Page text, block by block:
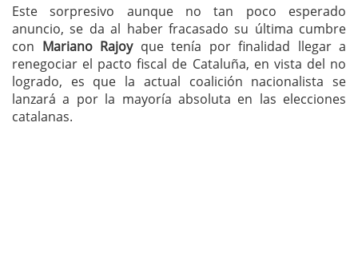
Este sorpresivo aunque no tan poco esperado
anuncio, se da al haber fracasado su última cumbre
con Mariano Rajoyque tenía por finalidad llegar a
renegociar el pacto fiscal de Cataluña, en vista del no
logrado, es que la actual coalición nacionalista se
lanzará a por la mayoría absoluta en las elecciones
catalanas.